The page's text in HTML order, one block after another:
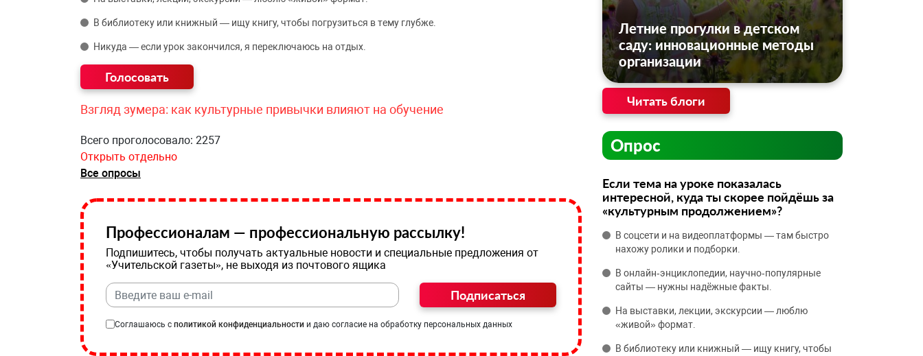
В библиотеку или книжный — ищу книгу, чтобы погрузиться в тему глубже.
Никуда — если урок закончился, я переключаюсь на отдых.
Взгляд зумера: как культурные привычки влияют на обучение
Всего проголосовало: 2257
Открыть отдельно
Все опросы
Профессионалам — профессиональную рассылку!
Подпишитесь, чтобы получать актуальные новости и специальные предложения от
«Учительской газеты», не выходя из почтового ящика
Подписаться
Соглашаюсь с политикой конфиденциальности и даю согласие на обработку персональных данных
Летние прогулки в детском
саду: инновационные методы
организации
Читать блоги
Опрос
Если тема на уроке показалась
интересной, куда ты скорее пойдёшь за
«культурным продолжением»?
В соцсети и на видеоплатформы — там быстро
нахожу ролики и подборки.
В онлайн‑энциклопедии, научно‑популярные
сайты — нужны надёжные факты.
На выставки, лекции, экскурсии — люблю
«живой» формат.
В библиотеку или книжный — ищу книгу, чтобы